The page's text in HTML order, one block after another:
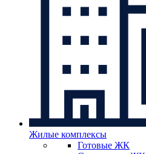
Жилые комплексы
Готовые ЖК